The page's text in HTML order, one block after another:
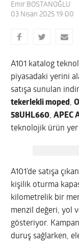
Emir BOSTANOĞLU
03 Nisan 2025 19:00
A101 katalog
piyasadaki yerini
satışa sunulan
tekerlekli moped ,
58UHL660,APEC
teknolojik ürün yer
A101’de satışa
kişilik oturma
kilometrelik bir
menzil değeri, yol
gösteriyor.
duruş sağlarken,